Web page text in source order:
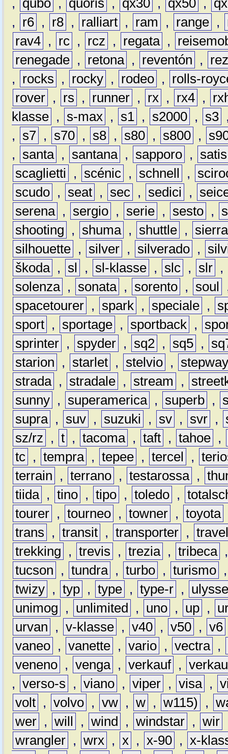
,
qubo , quoris , qx30 , qx50 ,
,
r6 , r8 , ralliart , ram , range ,
rav4 , rc , rcz , regata ,
renegade , retona , reventón ,
,
rocks , rocky , rodeo ,
rolls-
rover , rs , runner , rx , rx4 ,
klasse , s-max , s1 , s2000 , s3
,
s7 , s70 , s8 , s80 , s800 ,
,
santa , santana , sapporo ,
satis
scaglietti
, scénic , schnell ,
scudo , seat , sec , sedici ,
serena , sergio , serie , sesto ,
shooting
, shuma , shuttle ,
sierra
silhouette , silver , silverado ,
škoda , sl , sl-klasse , slc , slr ,
solenza , sonata , sorento , soul
spacetourer , spark , speciale ,
sport , sportage , sportback ,
sprinter , spyder , sq2 , sq5 ,
starion
, starlet , stelvio ,
strada , stradale , stream ,
sunny , superamerica , superb ,
supra , suv , suzuki , sv , svr ,
sz/rz
, t , tacoma , taft , tahoe ,
tc , tempra , tepee , tercel ,
terrain
, terrano , testarossa ,
tiida , tino , tipo , toledo ,
tourer , tourneo , towner , toyota
trans
, transit , transporter ,
trekking
, trevis , trezia , tribeca
tucson
, tundra , turbo , turismo
twizy , typ , type , type-r ,
unimog
, unlimited , uno , up ,
urvan
, v-klasse , v40 , v50 , v6
vaneo , vanette , vario , vectra ,
veneno , venga , verkauf ,
, verso-s , viano , viper , visa ,
volt , volvo , vw , w , w115) ,
wer , will , wind , windstar , wir
wrangler , wrx , x , x-90 , x-